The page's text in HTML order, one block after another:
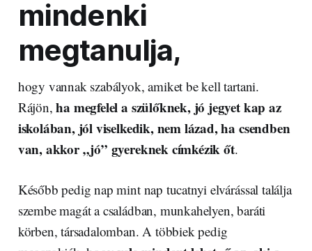
mindenki
megtanulja,
hogy vannak szabályok, amiket be kell tartani.
Rájön, ha megfelel a szülőknek, jó jegyet kap az
iskolában, jól viselkedik, nem lázad, ha csendben
van, akkor „jó” gyereknek címkézik őt.
Később pedig nap mint nap tucatnyi elvárással találja
szembe magát a családban, munkahelyen, baráti
körben, társadalomban. A többiek pedig